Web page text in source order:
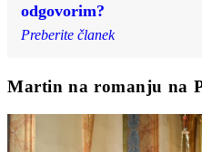
odgovorim?
Preberite članek
Martin na romanju na